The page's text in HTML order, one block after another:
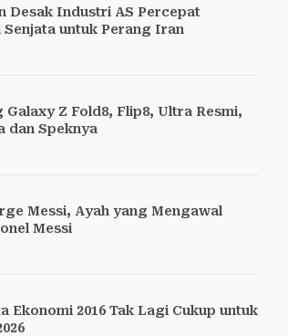
Desak Industri AS Percepat
Senjata untuk Perang Iran
Galaxy Z Fold8, Flip8, Ultra Resmi,
dan Speknya
Messi, Ayah yang Mengawal
Messi
Ekonomi 2016 Tak Lagi Cukup untuk